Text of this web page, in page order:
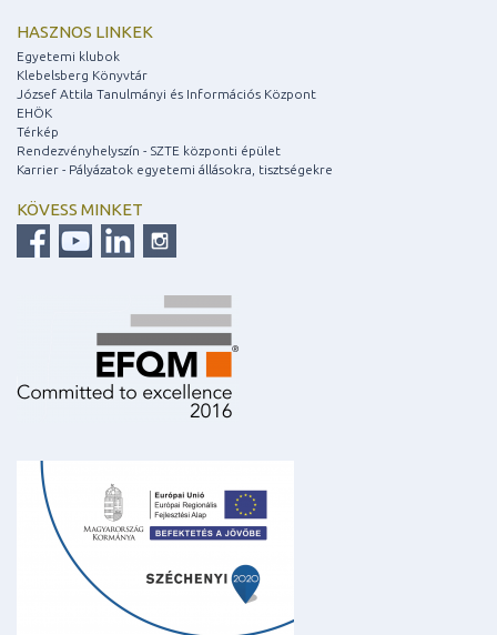
HASZNOS LINKEK
Egyetemi klubok
Klebelsberg Könyvtár
József Attila Tanulmányi és Információs Központ
EHÖK
Térkép
Rendezvényhelyszín - SZTE központi épület
Karrier - Pályázatok egyetemi állásokra, tisztségekre
KÖVESS MINKET